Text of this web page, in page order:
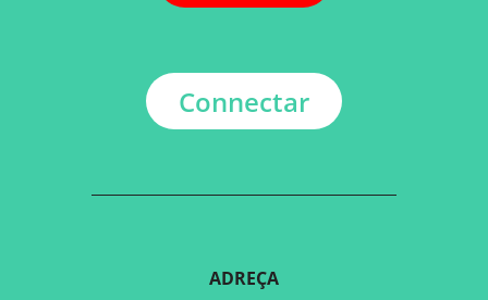
Connectar
ADREÇA